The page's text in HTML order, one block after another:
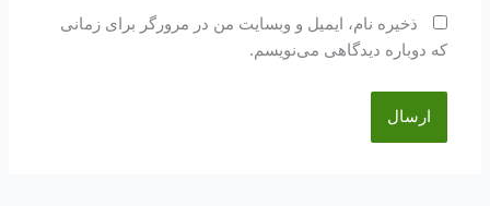
ذخیره نام، ایمیل و وبسایت من در مرورگر برای زمانی
که دوباره دیدگاهی می‌نویسم.